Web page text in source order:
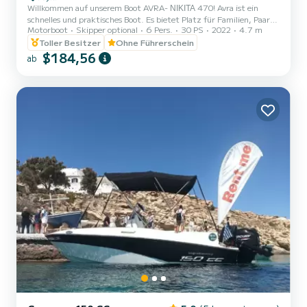
Willkommen auf unserem Boot AVRA- ΝΙΚΙΤΑ 470! Avra ist ein
schnelles und praktisches Boot. Es bietet Platz für Familien, Paare
und Freunde. Sie haben die Möglichkeit, alle schönen und
versteckten Strände rund um Paros zu sehen. Wir freuen uns, Sie
auf unserem Boot begrüßen zu dürfen!
Motorboot Skipper optional 6 Pers. 30 PS 2022
4.7 m
Toller Besitzer
Ohne Führerschein
ab $184,56